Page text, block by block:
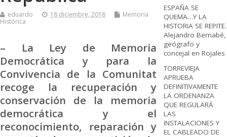
eduardo 18 diciembre, 2018
Memoria
Histórica
– La Ley de Memoria
Democrática y para la
Convivencia de la Comunitat
recoge la recuperación y
conservación de la memoria
democrática y el
reconocimiento, reparación y
ESPAÑA SE
QUEMA…Y LA
HISTORIA SE REPITE.
Alejandro Bernabé,
geógrafo y
concejal en Rojales
TORREVIEJA
APRUEBA
DEFINITIVAMENTE
LA ORDENANZA
QUE REGULARÁ
LAS
INSTALACIONES Y
EL CABLEADO DE